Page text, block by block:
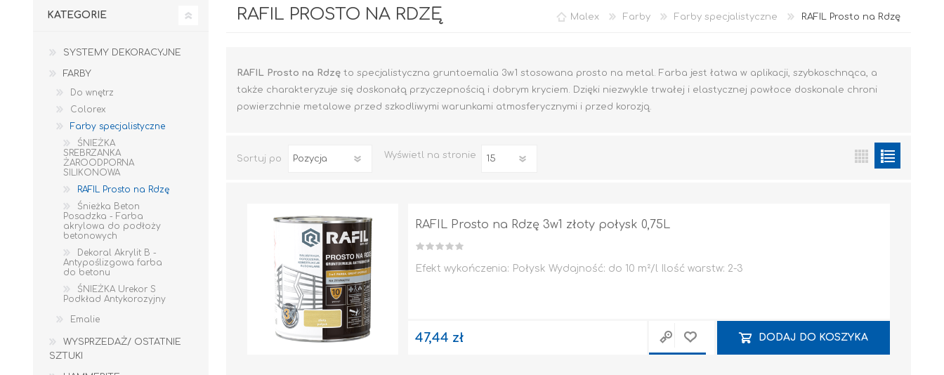
Rafil CHLOROKAUCZUK
Epoksydowy
GIPSY I GŁADZIE PIANY MONTAŻOWE DO DREWNA DOM I OGRÓD OCIEPLENIA
RAFIL PROSTO NA RDZĘ Malex Farby Farby specjalistyczne RAFIL Prosto na Rdzę
RAFIL Prosto na Rdzę to specjalistyczna gruntoemalia 3w1 stosowana prosto na metal. Farba jest łatwa w aplikacji, szybkoschnąca, a
także charakteryzuje się doskonałą przyczepnością i dobrym kryciem. Dzięki niezwykle trwałej i elastycznej powłoce doskonale chroni
powierzchnie metalowe przed szkodliwymi warunkami atmosferycznymi i przed korozją.
Sortuj po Wyświetl na stronie
RAFIL Prosto na Rdzę 3w1 złoty połysk 0,75L
Efekt wykończenia: Połysk Wydajność: do 10 m²/l Ilość warstw: 2-3
47,44 zł DODAJ DO KOSZYKA
KATEGORIE
SYSTEMY DEKORACYJNE
FARBY
Do wnętrz
Colorex
Farby specjalistyczne
ŚNIEŻKA
SREBRZANKA
ŻAROODPORNA
SILIKONOWA
RAFIL Prosto na Rdzę
Śnieżka Beton
Posadzka - Farba
akrylowa do podłoży
betonowych
Dekoral Akrylit B -
Antypoślizgowa farba
do betonu
ŚNIEŻKA Urekor S
Podkład Antykorozyjny
Emalie
WYSPRZEDAŻ/ OSTATNIE
SZTUKI